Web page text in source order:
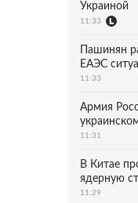
Украиной
11:33
Пашинян
ЕАЭС
11:33
Армия
11:31
В Китае
ядерную
11:29